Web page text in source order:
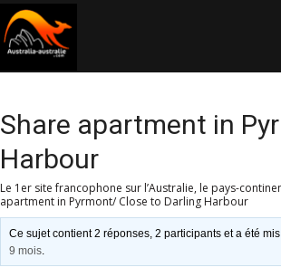
Share apartment in
Harbour
Le 1er site francophone sur l’Australie, le pays-
apartment in Pyrmont/ Close to Darling Harbour
Ce sujet contient 2 réponses, 2 participants et a été
9 mois.